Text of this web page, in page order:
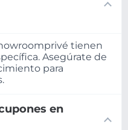
tienen
Asegúrate de
para
en